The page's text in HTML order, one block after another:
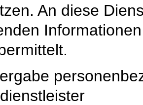
An diese